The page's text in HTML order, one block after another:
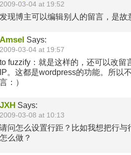
2009-03-04 at 19:52
发现博主可以编辑别人的留言，是故
Amsel Says:
2009-03-04 at 19:57
to fuzzify：就是这样的，还可以改留
IP。这都是wordpress的功能。所以
言：）
JXH Says:
2009-03-08 at 10:13
请问怎么设置行距？比如我想把行与
怎么做？